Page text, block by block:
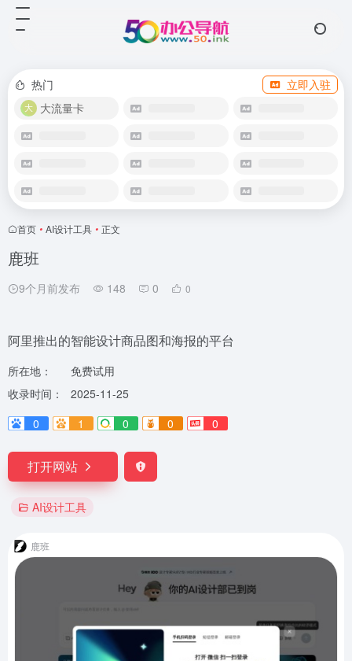
热门
立即入驻
大流量卡
首页 • AI设计工具 • 正文
鹿班
9个月前发布 148 0 0
阿里推出的智能设计商品图和海报的平台
所在地：
免费试用
收录时间：
2025-11-25
0
1 0 0 0
打开网站
AI设计工具
鹿班